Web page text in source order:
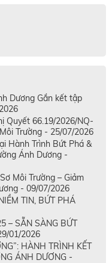
Dương Gắn kết tập
Quyết 66.19/2026/NQ-
Trường - 25/07/2026
Hành Trình Bứt Phá &
Ánh Dương -
Môi Trường – Giảm
- 09/07/2026
TIN, BỨT PHÁ
– SẴN SÀNG BỨT
01/2026
HÀNH TRÌNH KẾT
ÁNH DƯƠNG -